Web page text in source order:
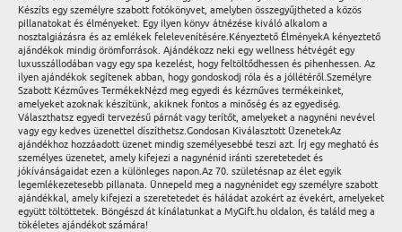
Készíts egy személyre szabott fotókönyvet, amelyben összegyűjtheted a közös
pillanatokat és élményeket. Egy ilyen könyv átnézése kiváló alkalom a
nosztalgiázásra és az emlékek felelevenítésére.Kényeztető ÉlményekA kényeztető
ajándékok mindig örömforrások. Ajándékozz neki egy wellness hétvégét egy
luxusszállodában vagy egy spa kezelést, hogy feltöltődhessen és pihenhessen. Az
ilyen ajándékok segítenek abban, hogy gondoskodj róla és a jóllétéről.Személyre
Szabott Kézműves TermékekNézd meg egyedi és kézműves termékeinket,
amelyeket azoknak készítünk, akiknek fontos a minőség és az egyediség.
Választhatsz egyedi tervezésű párnát vagy terítőt, amelyeket a nagynéni nevével
vagy egy kedves üzenettel díszíthetsz.Gondosan Kiválasztott ÜzenetekAz
ajándékhoz hozzáadott üzenet mindig személyesebbé teszi azt. Írj egy megható és
személyes üzenetet, amely kifejezi a nagynénid iránti szeretetedet és
jókívánságaidat ezen a különleges napon.Az 70. születésnap az élet egyik
legemlékezetesebb pillanata. Ünnepeld meg a nagynénidet egy személyre szabott
ajándékkal, amely kifejezi a szeretetedet és háládat azokért az évekért, amelyeket
együtt töltöttetek. Böngészd át kínálatunkat a MyGift.hu oldalon, és találd meg a
tökéletes ajándékot számára!